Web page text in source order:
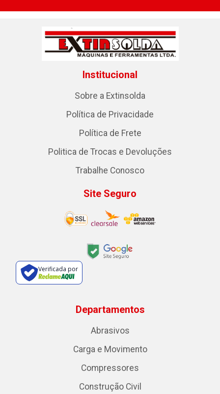
Institucional
Sobre a Extinsolda
Política de Privacidade
Política de Frete
Politica de Trocas e Devoluções
Trabalhe Conosco
Site Seguro
Verificada por
Departamentos
Abrasivos
Carga e Movimento
Compressores
Construção Civil